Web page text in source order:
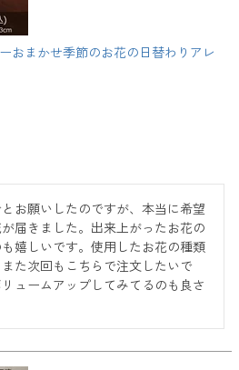
おまかせ季節のお花の日替わりアレ
お願いしたのですが、本当に希望
届きました。出来上がったお花の
嬉しいです。使用したお花の種類
た次回もこちらで注文したいで
ュームアップしてみてるのも良さ